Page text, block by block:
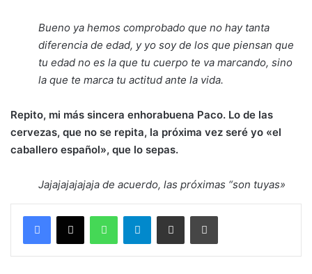
Bueno ya hemos comprobado que no hay tanta
diferencia de edad, y yo soy de los que piensan que
tu edad no es la que tu cuerpo te va marcando, sino
la que te marca tu actitud ante la vida.
Repito, mi más sincera enhorabuena Paco. Lo de las
cervezas, que no se repita, la próxima vez seré yo «el
caballero español», que lo sepas.
Jajajajajajaja de acuerdo, las próximas “son tuyas»
WhatsAppTelegramCompartir por correo electrónicoImprimir